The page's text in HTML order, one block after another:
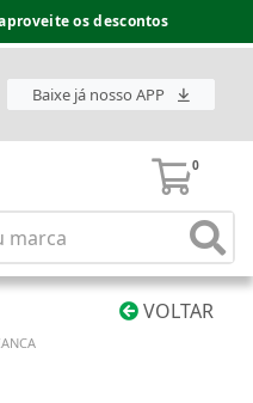
os descontos
Baixe já nosso APP
0
VOLTAR